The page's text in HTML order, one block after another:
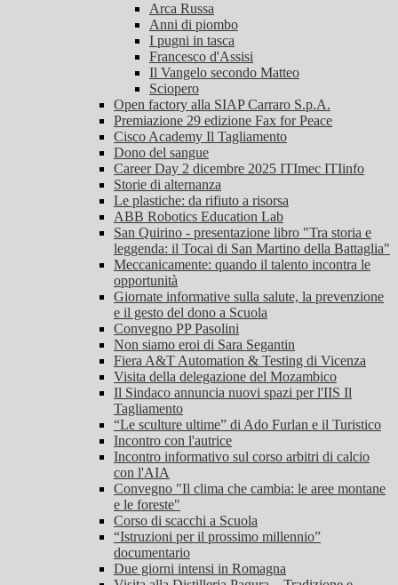
Arca Russa
Anni di piombo
I pugni in tasca
Francesco d'Assisi
Il Vangelo secondo Matteo
Sciopero
Open factory alla SIAP Carraro S.p.A.
Premiazione 29 edizione Fax for Peace
Cisco Academy Il Tagliamento
Dono del sangue
Career Day 2 dicembre 2025 ITImec ITIinfo
Storie di alternanza
Le plastiche: da rifiuto a risorsa
ABB Robotics Education Lab
San Quirino - presentazione libro "Tra storia e
leggenda: il Tocai di San Martino della Battaglia"
Meccanicamente: quando il talento incontra le
opportunità
Giornate informative sulla salute, la prevenzione
e il gesto del dono a Scuola
Convegno PP Pasolini
Non siamo eroi di Sara Segantin
Fiera A&T Automation & Testing di Vicenza
Visita della delegazione del Mozambico
Il Sindaco annuncia nuovi spazi per l'IIS Il
Tagliamento
“Le sculture ultime” di Ado Furlan e il Turistico
Incontro con l'autrice
Incontro informativo sul corso arbitri di calcio
con l'AIA
Convegno "Il clima che cambia: le aree montane
e le foreste"
Corso di scacchi a Scuola
“Istruzioni per il prossimo millennio”
documentario
Due giorni intensi in Romagna